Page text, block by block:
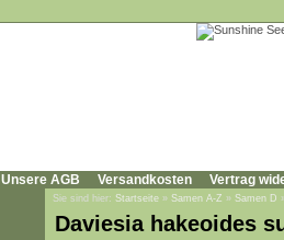
Unsere AGB Versandkosten Vertrag
Sie sind hier: Startseite » Samen A-Z » Samen D
Daviesia hakeoides